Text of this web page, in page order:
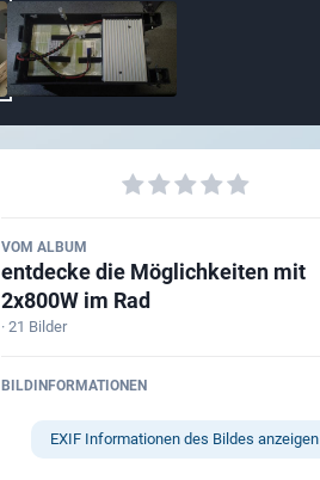
VOM ALBUM
entdecke die Möglichkeiten mit
2x800W im Rad
· 21 Bilder
BILDINFORMATIONEN
EXIF Informationen des Bildes anzeigen